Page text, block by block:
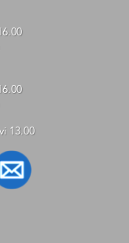
13.00